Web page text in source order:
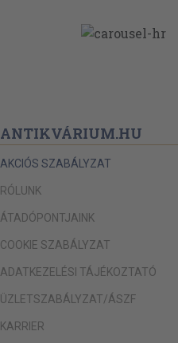
ANTIKVÁRIUM.HU
AKCIÓS SZABÁLYZAT
RÓLUNK
ÁTADÓPONTJAINK
COOKIE SZABÁLYZAT
ADATKEZELÉSI TÁJÉKOZTATÓ
ÜZLETSZABÁLYZAT/ÁSZF
KARRIER